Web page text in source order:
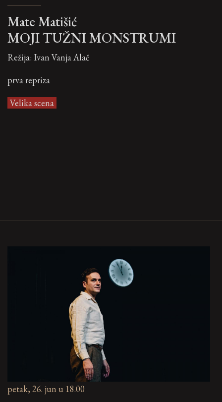
Mate Matišić
MOJI TUŽNI MONSTRUMI
Režija: Ivan Vanja Alač
prva repriza
Velika scena
petak, 26. jun u 18.00